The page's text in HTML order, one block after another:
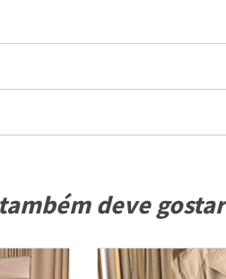
deve gostar